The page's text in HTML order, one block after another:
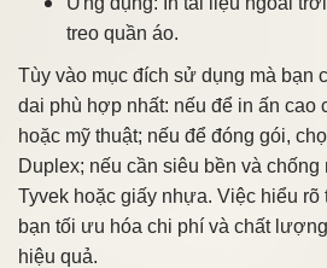
treo quần áo.
Tùy vào mục đích sử dụng mà bạn
dai phù hợp nhất: nếu để in ấn cao
hoặc mỹ thuật; nếu để đóng gói,
Duplex; nếu cần siêu bền và
Tyvek hoặc giấy nhựa. Việc hiểu
bạn tối ưu hóa chi phí và chất
hiệu quả.